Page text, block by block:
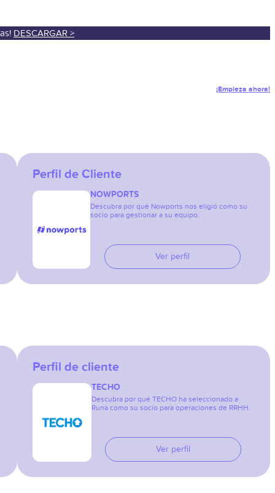
DESCARGAR >
¡Empieza ahora!
Perfil de Cliente
NOWPORTS
Descubra por qué Nowports nos eligió como su
socio para gestionar a su equipo.
Ver perfil
Perfil de cliente
TECHO
Descubra por qué TECHO ha seleccionado a
Runa como su socio para operaciones de RRHH.
Ver perfil